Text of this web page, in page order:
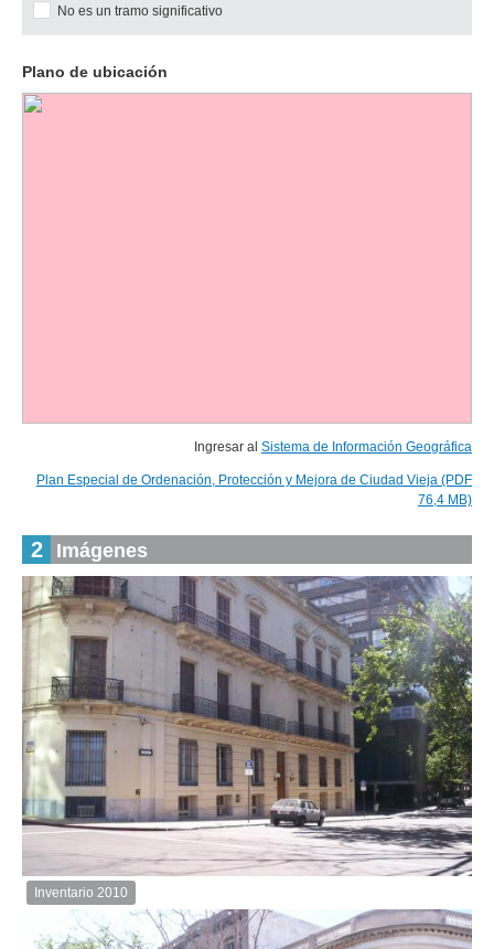
originalNo es un tramo significativo
Plano de ubicación
Ingresar al Sistema de Información Geográfica
Plan Especial de Ordenación, Protección y Mejora de Ciudad Vieja (PDF
76,4 MB)
2 Imágenes
Inventario
Descargar
Inventario 2010